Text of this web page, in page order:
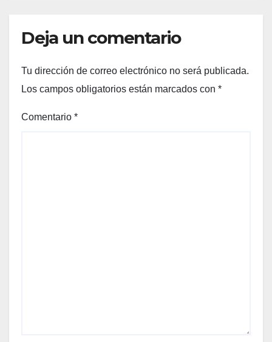
Deja un comentario
Tu dirección de correo electrónico no será publicada.
Los campos obligatorios están marcados con *
Comentario *